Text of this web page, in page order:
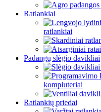
Ratlankiai
ratlankiai
Padangų slėgio davikliai
kompiuteriai
Ratlankių priedai